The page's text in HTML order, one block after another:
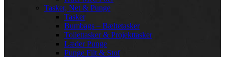
Tasker, Net & Punge
Tasker
Bumbags – Bæltetasker
Toilettasker & Projekttasker
Læder Punge
Punge Filt & Stof